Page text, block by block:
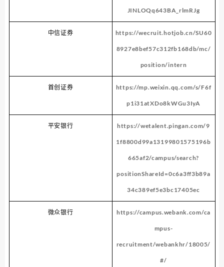
JINLOQq643BA_rlmRJg
中信证券 https://wecruit.hotjob.cn/SU60
8927e8bef57c312fb168db/mc/
position/intern
首创证券 https://mp.weixin.qq.com/s/F6f
p1i31atXDo8kWGu3IyA
平安银行 https://wetalent.pingan.com/9
1f8800d99a13199801575196b
665af2/campus/search?
positionShareId=0c6a3ff3b89a
34c389ef5e3bc17405ec
微众银行 https://campus.webank.com/ca
mpus-
recruitment/webankhr/18005/
#/